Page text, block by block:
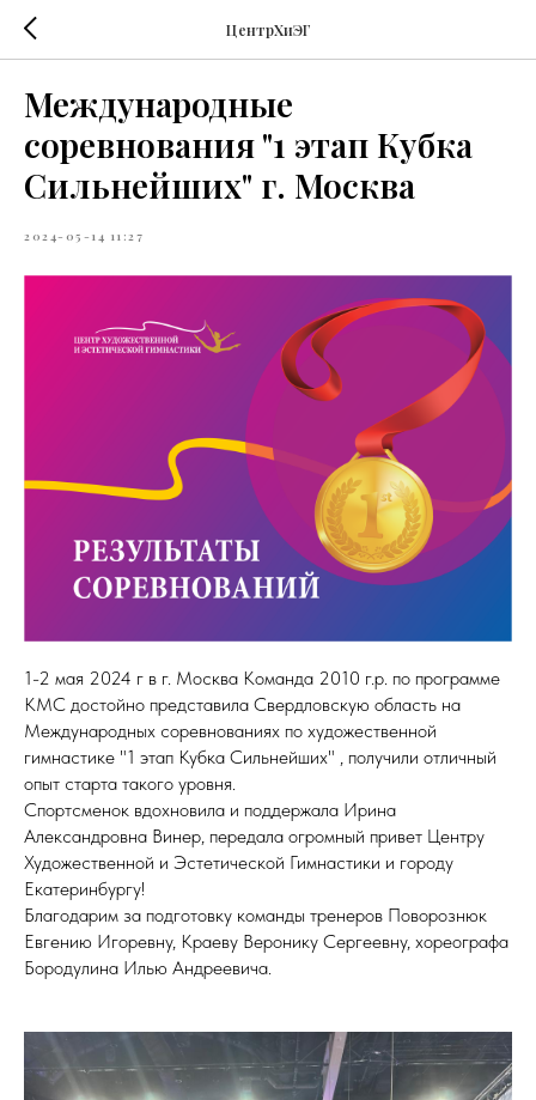
ЦентрХиЭГ
Международные
соревнования "1 этап Кубка
Сильнейших" г. Москва
2024-05-14 11:27
1-2 мая 2024 г в г. Москва Команда 2010 г.р. по программе
КМС достойно представила Свердловскую область на
Международных соревнованиях по художественной
гимнастике "1 этап Кубка Сильнейших" , получили отличный
опыт старта такого уровня.
Спортсменок вдохновила и поддержала Ирина
Александровна Винер, передала огромный привет Центру
Художественной и Эстетической Гимнастики и городу
Екатеринбургу!
Благодарим за подготовку команды тренеров Поворознюк
Евгению Игоревну, Краеву Веронику Сергеевну, хореографа
Бородулина Илью Андреевича.